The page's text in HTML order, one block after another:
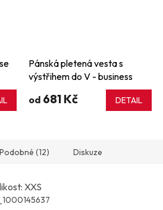
Pánská pletená vesta s
výstřihem do V - business
od681 Kč DETAIL
Podobné (12) Diskuze
XXS